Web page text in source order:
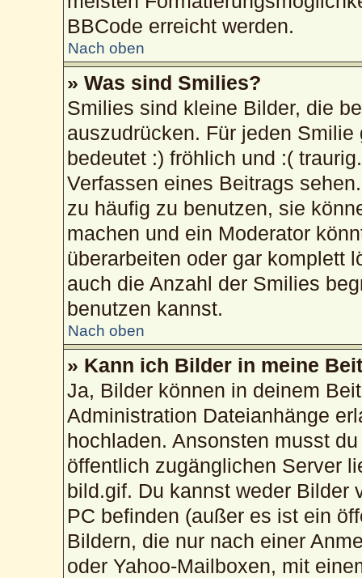
BBCode erreicht werden.
Nach oben
» Was sind Smilies?
Smilies sind kleine Bilder, die
auszudrücken. Für jeden
bedeutet :) fröhlich und :(
Verfassen eines Beitrags
zu häufig zu benutzen, sie
machen und ein Moderator
überarbeiten oder gar komplett
auch die Anzahl der Smilies
benutzen kannst.
Nach oben
» Kann ich Bilder in meine
Ja, Bilder können in deinem
Administration Dateianhänge
hochladen. Ansonsten musst
öffentlich zugänglichen Server
bild.gif. Du kannst weder Bilder
PC befinden (außer es ist ein
Bildern, die nur nach einer
oder Yahoo-Mailboxen, mit